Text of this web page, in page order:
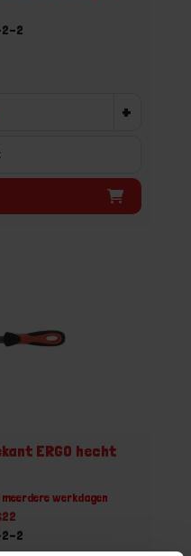
2-2
+
ERGO hecht
werkdagen
2-2